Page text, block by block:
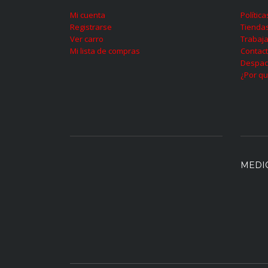
Mi cuenta
Registrarse
Ver carro
Mi lista de compras
¿Por